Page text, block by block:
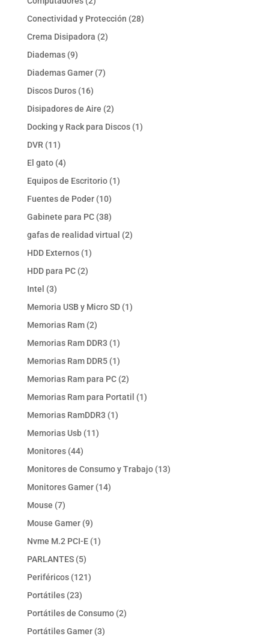
productos
Conectividad y Protección 2828
Crema Disipadora 22
Diademas 99
productos
Diademas Gamer 77
Discos Duros 1616
productos
Disipadores de Aire 22
productos
Docking y Rack para Discos 11
DVR 1111
productos
El gato 44
productos
Equipos de Escritorio 11
Fuentes de Poder 1010
productos
Gabinete para PC 3838
productos
gafas de realidad virtual 22
HDD Externos 11
HDD para PC 22
Intel 33
productos
Memoria USB y Micro SD 11
Memorias Ram 22
productos
Memorias Ram DDR3 11
producto
Memorias Ram DDR5 11
producto
Memorias Ram para PC 22
productos
Memorias Ram para Portatil 11
Memorias RamDDR3 11
Memorias Usb 1111
Monitores 4444
productos
Monitores de Consumo y Trabajo 1313
Monitores Gamer 1414
Mouse 77
productos
Mouse Gamer 99
productos
Nvme M.2 PCI-E 11
PARLANTES 55
productos
Periféricos 121121
Portátiles 2323
productos
Portátiles de Consumo 22
Portátiles Gamer 33